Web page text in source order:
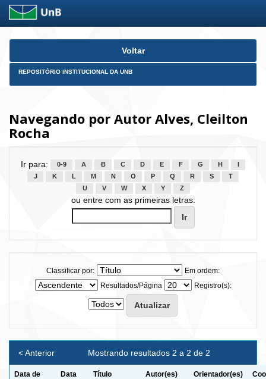
Skip
Voltar
REPOSITÓRIO INSTITUCIONAL DA UNB
Navegando por Autor Alves, Cleilton
Rocha
Ir para: 0-9 A B C D E F G H
J
K L M N O P Q R S
T
U
V W X Y Z
ou entre com as primeiras letras:
Classificar por:
Em ordem:
Resultados/Página
Registro(s):
Mostrando resultados 2 a 2 de 2
< Anterior
Data de
Data
Título Autor(es) Orientador(es)